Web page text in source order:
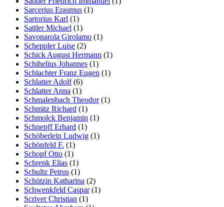
Sarcerius Erasmus (1)
Sartorius Karl (1)
Sattler Michael (1)
Savonarola Girolamo (1)
Scheppler Luise (2)
Schick August Hermann (1)
Schihelius Johannes (1)
Schlachter Franz Eugen (1)
Schlatter Adolf(6)
Schlatter Anna (1)
Schmalenbach Theodor(1)
Schmitz Richard (1)
Schmolck Benjamin (1)
Schnepff Erhard (1)
Schöberlein Ludwig (1)
Schönfeld F. (1)
Schopf Otto (1)
Schrenk Elias (1)
Schultz Petrus (1)
Schützin Katharina (2)
Schwenkfeld Caspar(1)
Scriver Christian (1)